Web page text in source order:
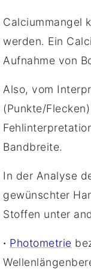
Calciummangel
werden. Ein
Aufnahme von
Also, vom
(Punkte/
Bandbreite.
In der Analyse
gewünschter
Stoffen unter
· Photometrie